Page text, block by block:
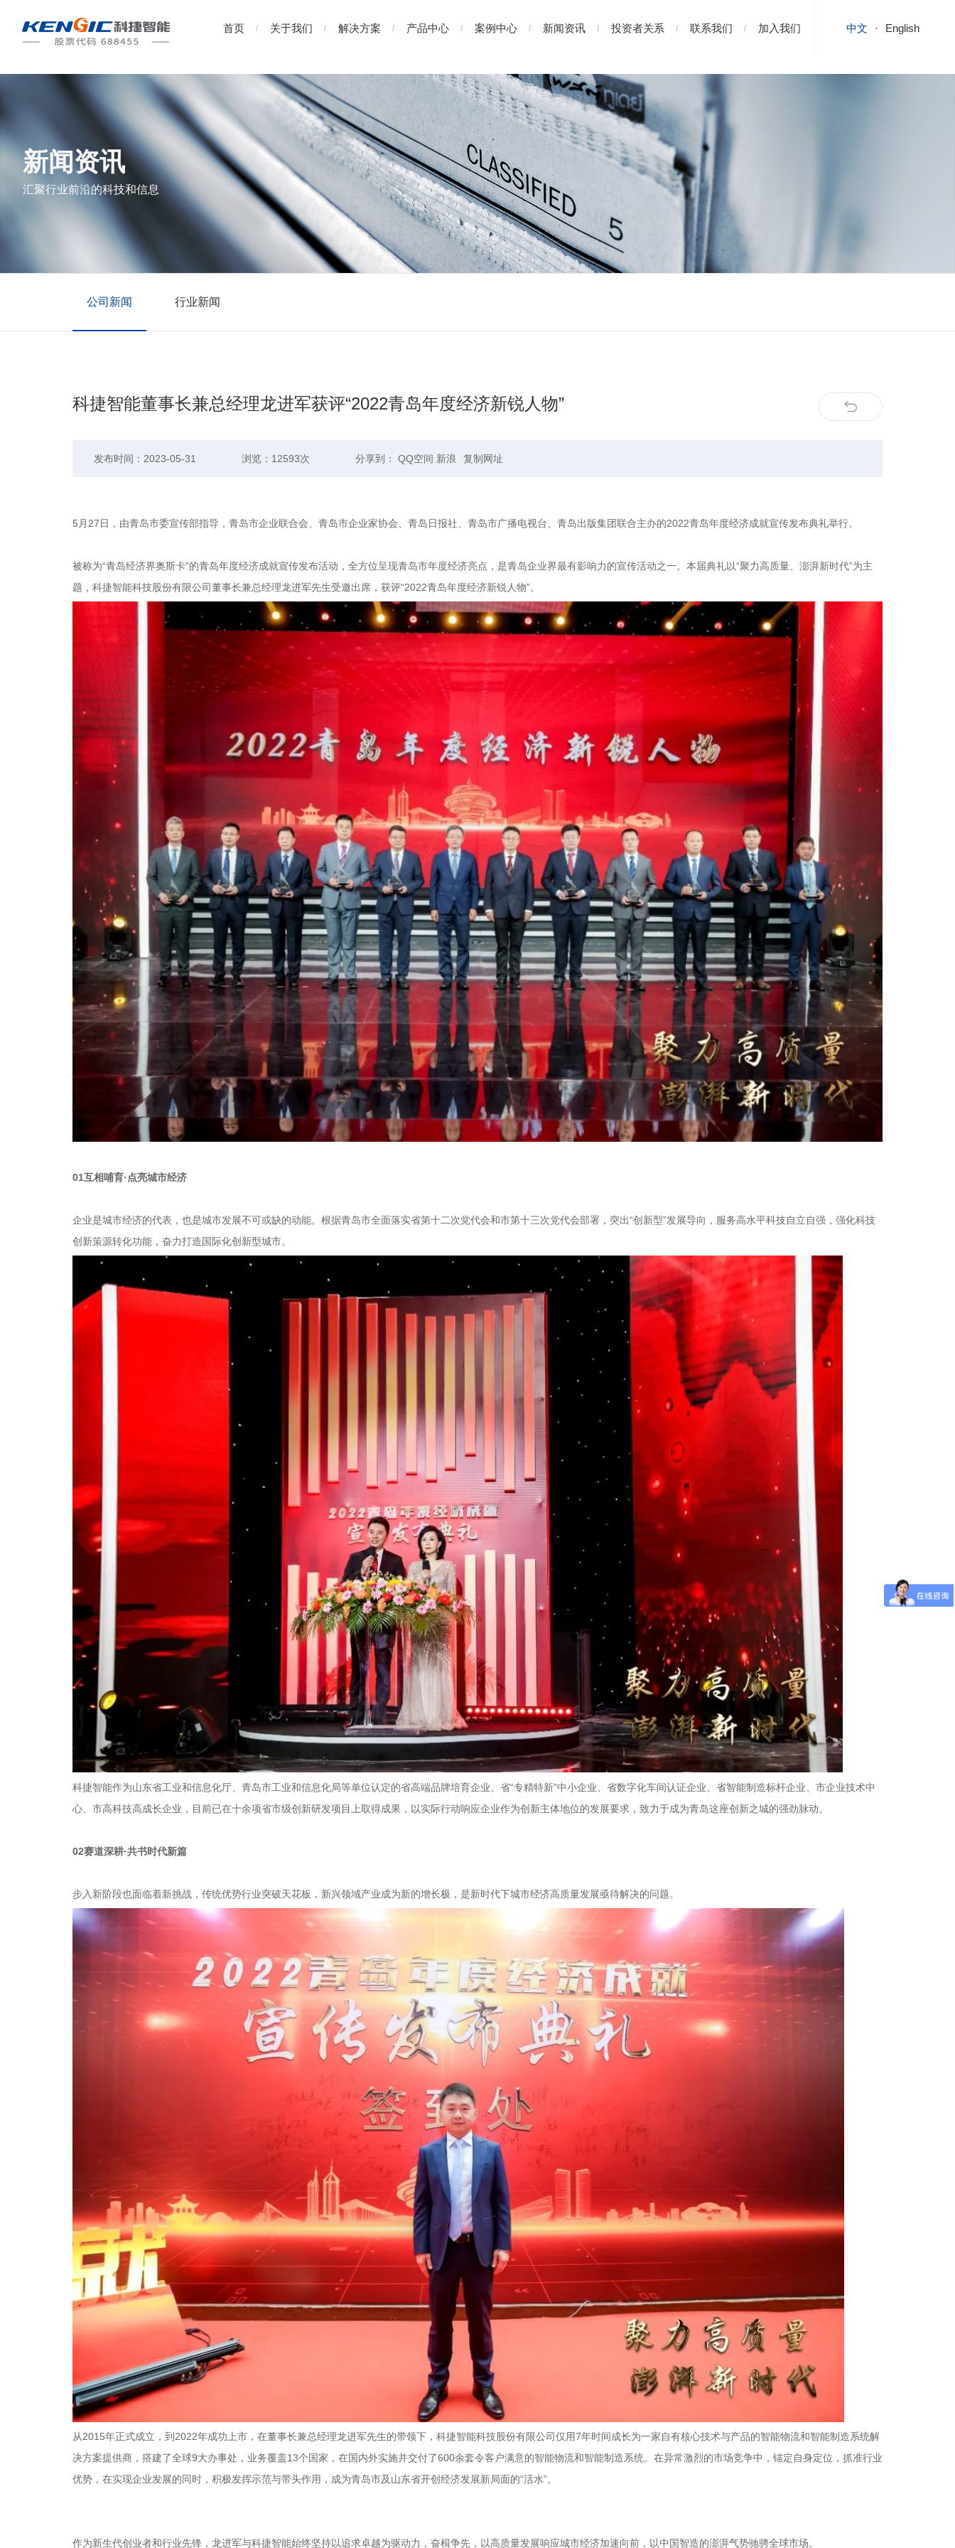
中文 English
首页 关于我们 解决方案 产品中心 案例中心 新闻资讯 投资者关系 联系我们 加入我们
新闻资讯
汇聚行业前沿的科技和信息
公司新闻 行业新闻
科捷智能董事长兼总经理龙进军获评“2022青岛年度经济新锐人物”
发布时间：2023-05-31 浏览：12593次 分享到： QQ空间 新浪 复制网址
5月27日，由青岛市委宣传部指导，青岛市企业联合会、青岛市企业家协会、青岛日报社、青岛市广播电视台、青岛出版集团联合主办的2022青岛年度经济成就宣传发布典礼举行。
被称为“青岛经济界奥斯卡”的青岛年度经济成就宣传发布活动，全方位呈现青岛市年度经济亮点，是青岛企业界最有影响力的宣传活动之一。本届典礼以“聚力高质量、澎湃新时代”为主
题，科捷智能科技股份有限公司董事长兼总经理龙进军先生受邀出席，获评“2022青岛年度经济新锐人物”。
01互相哺育·点亮城市经济
企业是城市经济的代表，也是城市发展不可或缺的动能。根据青岛市全面落实省第十二次党代会和市第十三次党代会部署，突出“创新型”发展导向，服务高水平科技自立自强，强化科技
创新策源转化功能，奋力打造国际化创新型城市。
科捷智能作为山东省工业和信息化厅、青岛市工业和信息化局等单位认定的省高端品牌培育企业、省“专精特新”中小企业、省数字化车间认证企业、省智能制造标杆企业、市企业技术中
心、市高科技高成长企业，目前已在十余项省市级创新研发项目上取得成果，以实际行动响应企业作为创新主体地位的发展要求，致力于成为青岛这座创新之城的强劲脉动。
02赛道深耕·共书时代新篇
步入新阶段也面临着新挑战，传统优势行业突破天花板，新兴领域产业成为新的增长极，是新时代下城市经济高质量发展亟待解决的问题。
从2015年正式成立，到2022年成功上市，在董事长兼总经理龙进军先生的带领下，科捷智能科技股份有限公司仅用7年时间成长为一家自有核心技术与产品的智能物流和智能制造系统解
决方案提供商，搭建了全球9大办事处，业务覆盖13个国家，在国内外实施并交付了600余套令客户满意的智能物流和智能制造系统。在异常激烈的市场竞争中，锚定自身定位，抓准行业
优势，在实现企业发展的同时，积极发挥示范与带头作用，成为青岛市及山东省开创经济发展新局面的“活水”。
作为新生代创业者和行业先锋，龙进军与科捷智能始终坚持以追求卓越为驱动力，奋楫争先，以高质量发展响应城市经济加速向前，以中国智造的澎湃气势驰骋全球市场。